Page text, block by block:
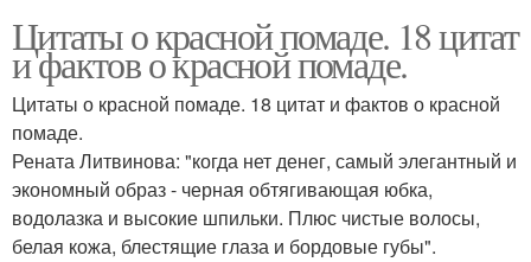
Цитаты о красной помаде. 18 цитат
и фактов о красной помаде.
Цитаты о красной помаде. 18 цитат и фактов о красной
помаде.
Рената Литвинова: "когда нет денег, самый элегантный и
экономный образ - черная обтягивающая юбка,
водолазка и высокие шпильки. Плюс чистые волосы,
белая кожа, блестящие глаза и бордовые губы".